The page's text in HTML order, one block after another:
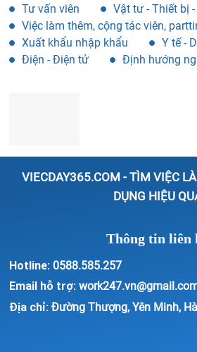
Tư vấn viên
Vật tư - Thiết bị
Việc làm thêm, cộng tác viên,
Xuất khẩu nhập khẩu
Y tế -
Điện - Điện tử
Định hướng
VIECDAY365.COM - TÌM VIỆC
DỤNG HIỆU
Thông tin liên
Hotline: 0588.585.257
Email hỗ trợ:
Địa chỉ: Đường Thượng, Yên Minh,